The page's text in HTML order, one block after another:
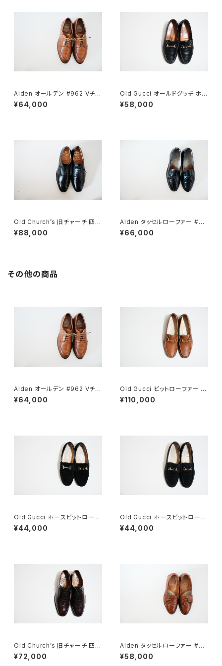
Alden オールデン #962 Vチッ
プ 9.5D
¥64,000
Old Gucci オールドグッチ ホー
スビットローファー 43E Black
ラバー
¥58,000
Old Church’s 旧チャーチ 四都
市 Consul 95D
¥88,000
Alden タッセルローファー #66
0 10C
¥66,000
その他の商品
Alden オールデン #962 Vチッ
プ 9.5D
¥64,000
Old Gucci ビットローファー 41
E Brown Deadstock
¥110,000
Old Gucci ホースビットローフ
ァー 6.5B スエードBK
¥44,000
Old Gucci ホースビットローフ
ァー 37C BK Suede
¥44,000
Old Church’s 旧チャーチ 四都
市 BELMONTパンチドキャップ
トウ 85G
¥72,000
Alden タッセルローファー #60
4 6E
¥58,000